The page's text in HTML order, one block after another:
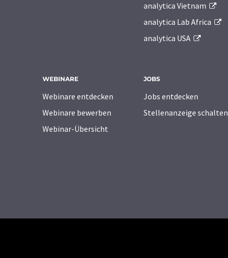
analytica Vietnam
analytica Lab Africa
analytica USA
WEBINARE
Webinare entdecken
Webinare bewerben
Webinar-Übersicht
JOBS
Jobs entdecken
Stellenanzeige schalten